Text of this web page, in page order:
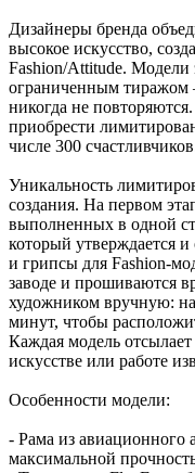
Дизайнеры бренда
высокое искусство,
Fashion/Attitude. Модели
ограниченным тиражом
никогда не
приобрести
числе 300
Уникальность
создания. На первом
выполненных в одной
который утверждается и
и грипсы для Fashion-
заводе и прошиваются
художником вручную:
минут, чтобы
Каждая модель
искусстве или работе
Особенности модели:
- Рама из авиационного
максимальной